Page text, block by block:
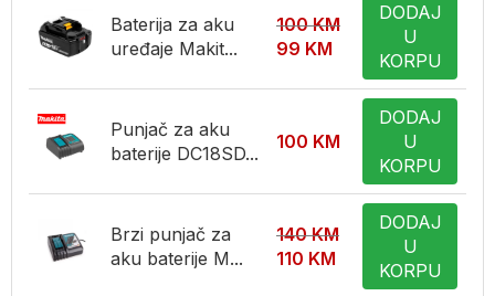
Baterija za aku
uređaje Makit...
100KM
99 KM
DODAJ
U
KORPU
Punjač za aku
baterije DC18SD...
100 KM
DODAJ
U
KORPU
Brzi punjač za
aku baterije M...
140KM
110 KM
DODAJ
U
KORPU